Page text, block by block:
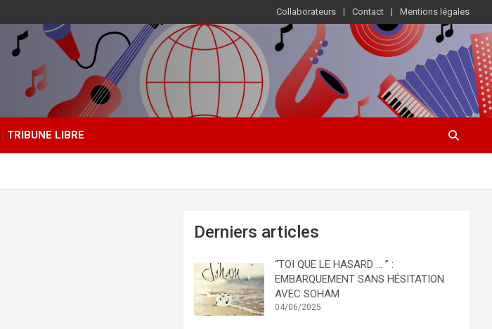
Collaborateurs Contact Mentions légales
TRIBUNE LIBRE
Derniers articles
“TOI QUE LE HASARD … ” :
EMBARQUEMENT SANS HÉSITATION
AVEC SOHAM
04/06/2025